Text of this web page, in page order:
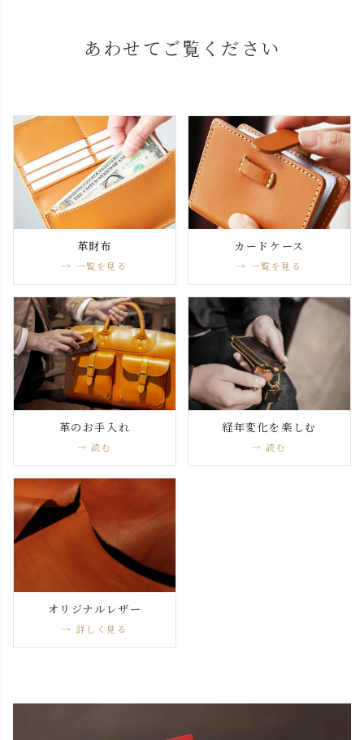
あわせてご覧ください
革財布
→ 一覧を見る
カードケース
→ 一覧を見る
革のお手入れ
→ 読む
経年変化を楽しむ
→ 読む
オリジナルレザー
→ 詳しく見る